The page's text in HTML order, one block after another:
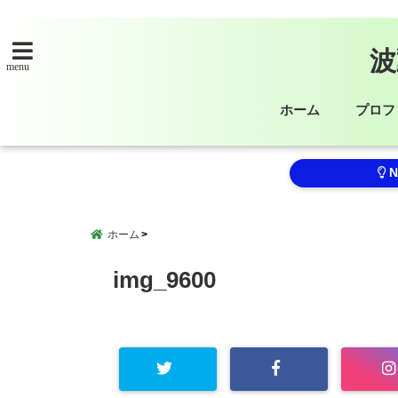
menu
ホーム プロ
ホーム
img_9600